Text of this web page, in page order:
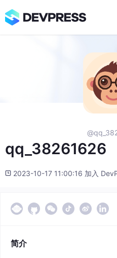
qq_38261626
2023-10-17 11:00:16 加入
简介